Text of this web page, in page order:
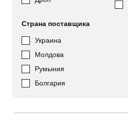
Страна поставщика
Украина
Молдова
Румыния
Болгария